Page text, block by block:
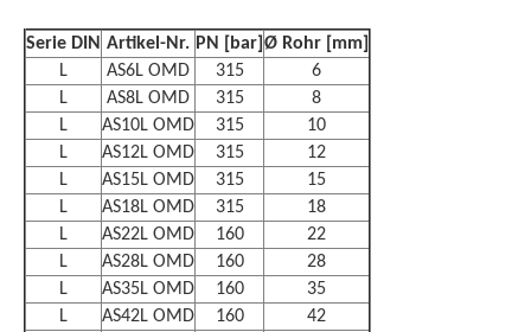
Serie DIN Artikel-Nr. PN [bar]Ø Rohr [mm]
L
AS6L OMD 315
6
L
AS8L OMD 315
8
L
AS10L OMD 315
10
L
AS12L OMD 315
12
L
AS15L OMD 315
15
L
AS18L OMD 315
18
L
AS22L OMD 160
22
L
AS28L OMD 160
28
L
AS35L OMD 160
35
L
AS42L OMD 160
42